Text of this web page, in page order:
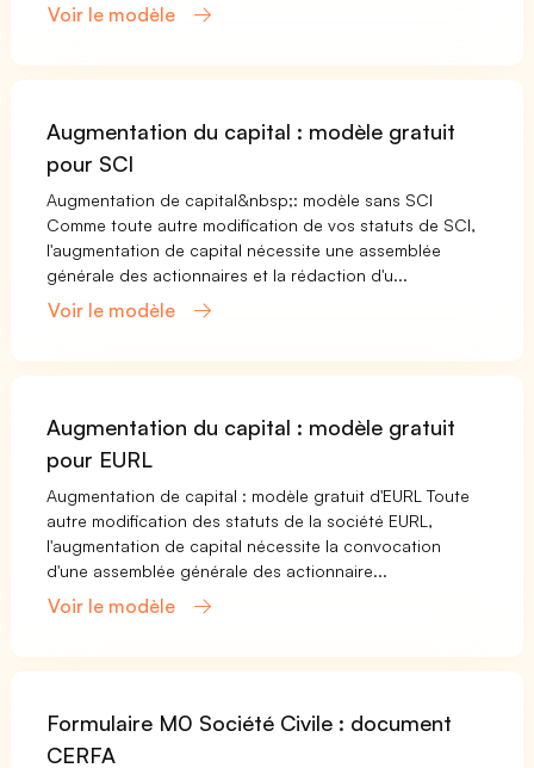
Voir le modèle
Augmentation du capital : modèle gratuit
pour SCI
Augmentation de capital&nbsp;: modèle sans SCI
Comme toute autre modification de vos statuts de SCI,
l'augmentation de capital nécessite une assemblée
générale des actionnaires et la rédaction d'u...
Voir le modèle
Augmentation du capital : modèle gratuit
pour EURL
Augmentation de capital : modèle gratuit d'EURL Toute
autre modification des statuts de la société EURL,
l'augmentation de capital nécessite la convocation
d'une assemblée générale des actionnaire...
Voir le modèle
Formulaire M0 Société Civile : document
CERFA